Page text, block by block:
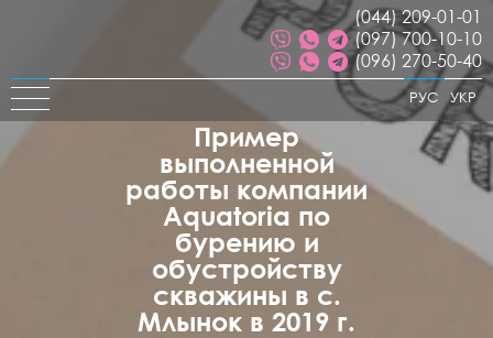
(044) 209-01-01
(097) 700-10-10
(096) 270-50-40
УКР
РУС
Пример
выполненной
работы компании
Aquatoria по
бурению и
обустройству
скважины в с.
Млынок в 2019 г.